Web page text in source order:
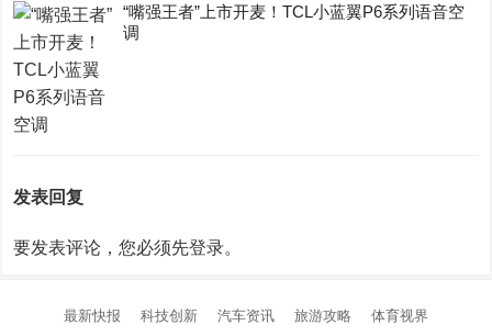
“嘴强王者”上市开麦！TCL小蓝翼P6系列语音空
调
发表回复
要发表评论，您必须先登录。
最新快报 科技创新 汽车资讯 旅游攻略 体育视界